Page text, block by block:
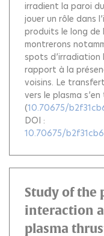
irradient la paroi
jouer un rôle dans
produits le long de
montrerons
spots d’irradiation
rapport à la
voisins. Le
vers le plasma
(10.70675/
DOI :
10.70675/
Study of the
interaction
plasma